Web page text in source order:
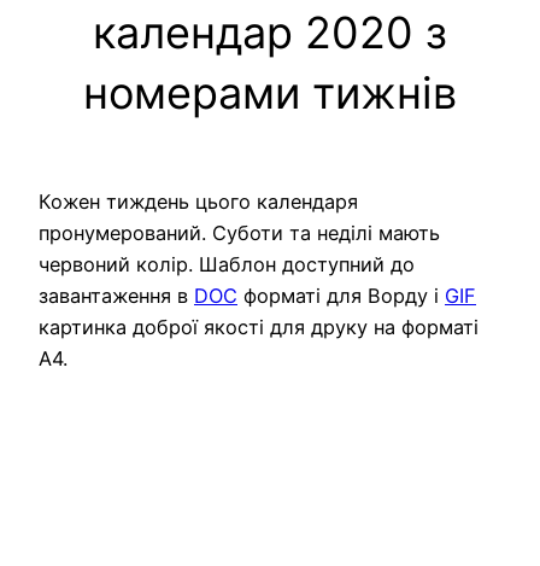
календар 2020 з
номерами тижнів
Кожен тиждень цього календаря
пронумерований. Суботи та неділі мають
червоний колір. Шаблон доступний до
завантаження в DOC форматі для Ворду і GIF
картинка доброї якості для друку на форматі
А4.